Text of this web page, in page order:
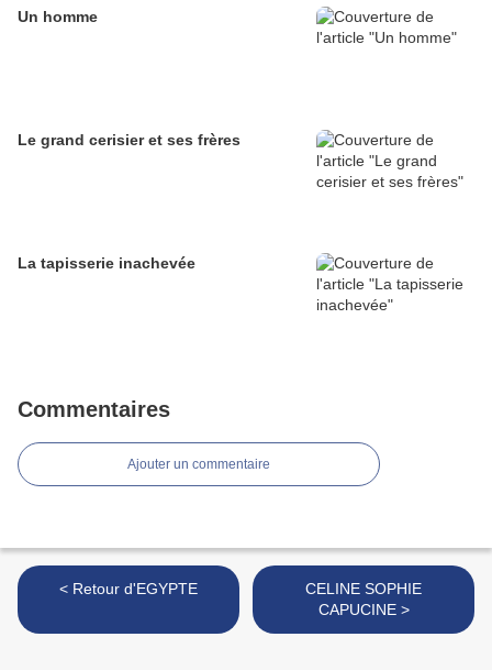
Un homme
Le grand cerisier et ses frères
La tapisserie inachevée
Commentaires
Ajouter un commentaire
< Retour d'EGYPTE
CELINE SOPHIE
CAPUCINE >